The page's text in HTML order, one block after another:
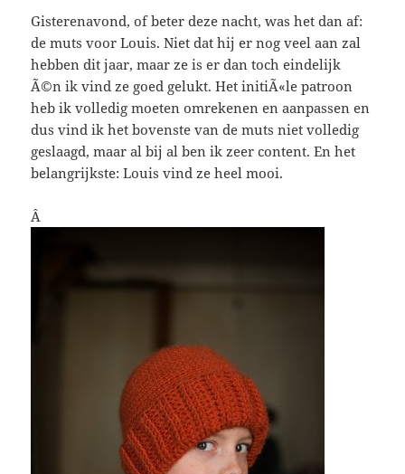
Gisterenavond, of beter deze nacht, was het dan af:
de muts voor Louis. Niet dat hij er nog veel aan zal
hebben dit jaar, maar ze is er dan toch eindelijk
Ã©n ik vind ze goed gelukt. Het initiÃ«le patroon
heb ik volledig moeten omrekenen en aanpassen en
dus vind ik het bovenste van de muts niet volledig
geslaagd, maar al bij al ben ik zeer content. En het
belangrijkste: Louis vind ze heel mooi.
Â